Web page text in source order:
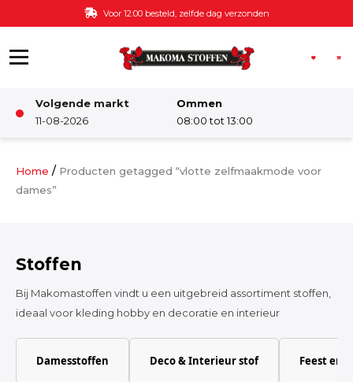
Ga naar de inhoud Voor 12:00 besteld, zelfde dag verzonden
Volgende markt
11-08-2026
Ommen
08:00 tot 13:00
Damesstoffen
Kinderkamer
Katoen
Home / Producten getagged “vlotte zelfmaakmode voor
dames”
Stoffen
Bij Makomastoffen vindt u een uitgebreid assortiment stoffen,
ideaal voor kleding hobby en decoratie en interieur
Damesstoffen Deco & Interieur stof Feest en